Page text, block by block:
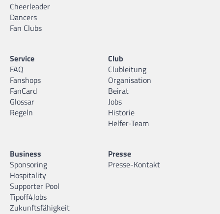
Cheerleader
Dancers
Fan Clubs
Service
FAQ
Fanshops
FanCard
Glossar
Regeln
Club
Clubleitung
Organisation
Beirat
Jobs
Historie
Helfer-Team
Business
Sponsoring
Hospitality
Supporter Pool
Tipoff4Jobs
Zukunftsfähigkeit
Presse
Presse-Kontakt